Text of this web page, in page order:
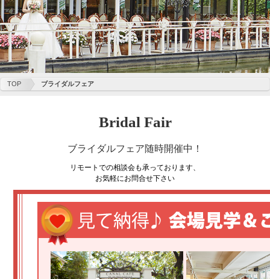
TOP ブライダルフェア
Bridal Fair
ブライダルフェア随時開催中！
リモートでの相談会も承っております、
お気軽にお問合せ下さい